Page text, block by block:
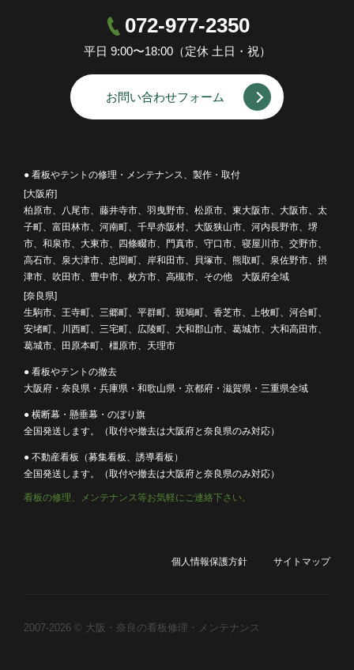
072-977-2350
平日 9:00〜18:00（定休 土日・祝）
お問い合わせフォーム
● 看板やテントの修理・メンテナンス、製作・取付
[大阪府]
柏原市、八尾市、藤井寺市、羽曳野市、松原市、東大阪市、大阪市、太
子町、富田林市、河南町、千早赤阪村、大阪狭山市、河内長野市、堺
市、和泉市、大東市、四條畷市、門真市、守口市、寝屋川市、交野市、
高石市、泉大津市、忠岡町、岸和田市、貝塚市、熊取町、泉佐野市、摂
津市、吹田市、豊中市、枚方市、高槻市、その他 大阪府全域
[奈良県]
生駒市、王寺町、三郷町、平群町、斑鳩町、香芝市、上牧町、河合町、
安堵町、川西町、三宅町、広陵町、大和郡山市、葛城市、大和高田市、
葛城市、田原本町、橿原市、天理市
● 看板やテントの撤去
大阪府・奈良県・兵庫県・和歌山県・京都府・滋賀県・三重県全域
● 横断幕・懸垂幕・のぼり旗
全国発送します。（取付や撤去は大阪府と奈良県のみ対応）
● 不動産看板（募集看板、誘導看板）
全国発送します。（取付や撤去は大阪府と奈良県のみ対応）
看板の修理、メンテナンス等お気軽にご連絡下さい。
個人情報保護方針 サイトマップ
2007-2026 © 大阪・奈良の看板修理・メンテナンス